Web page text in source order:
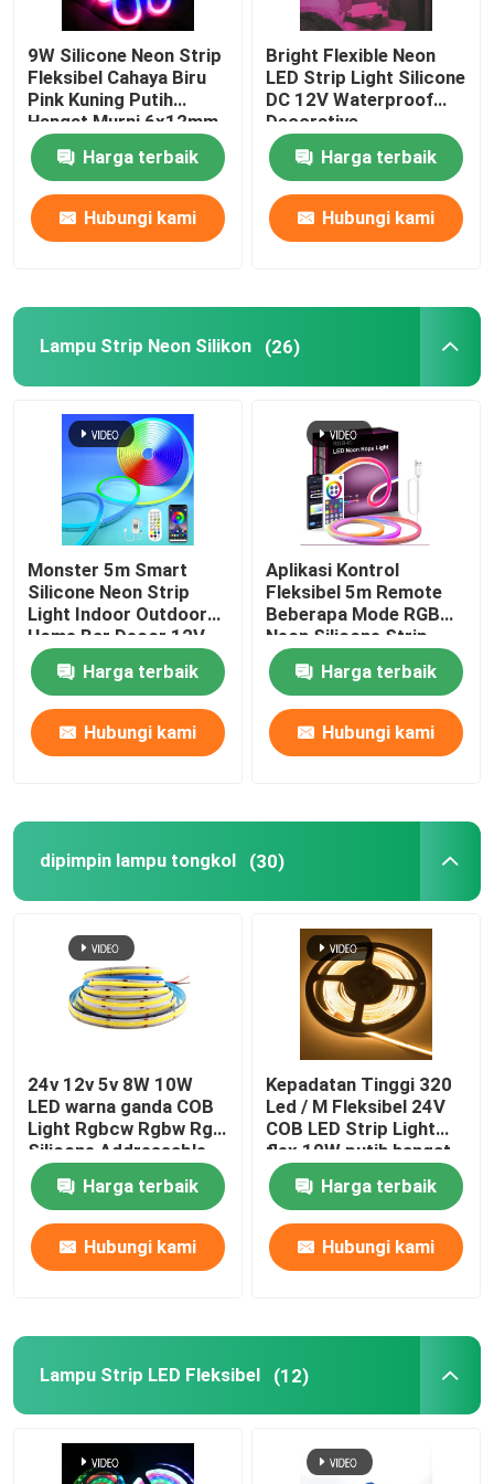
Catu Daya Modul LED
Aksesori Sensor LED
LED Neon Strip Light di luar ruangan
9W Silicone Neon Strip
Fleksibel Cahaya Biru
Pink Kuning Putih
Hangat Murni 6x12mm
DC 12V
Harga terbaik
Hubungi kami
Bright Flexible Neon
LED Strip Light Silicone
DC 12V Waterproof
Decorative
Harga terbaik
Hubungi kami
Lampu Strip Neon Silikon (26)
Monster 5m Smart
Silicone Neon Strip
Light Indoor Outdoor
Home Bar Decor 12V
Harga terbaik
Hubungi kami
Aplikasi Kontrol
Fleksibel 5m Remote
Beberapa Mode RGB
Neon Silicone Strip
Harga terbaik
Hubungi kami
dipimpin lampu tongkol (30)
24v 12v 5v 8W 10W
LED warna ganda COB
Light Rgbcw Rgbw Rgb
Silicone Addressable
Harga terbaik
Hubungi kami
Kepadatan Tinggi 320
Led / M Fleksibel 24V
COB LED Strip Light
flex 10W putih hangat
Harga terbaik
Hubungi kami
Lampu Strip LED Fleksibel (12)